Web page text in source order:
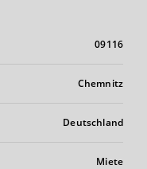
09116
Chemnitz
Deutschland
Miete